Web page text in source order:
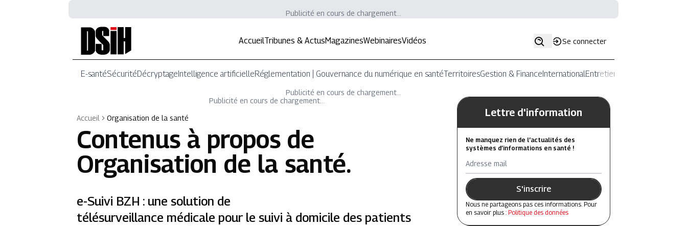
Publicité en cours de chargement...
AccueilTribunes & ActusMagazinesWebinairesVidéos Se connecter
E-santéSécuritéDécryptageIntelligence artificielleRéglementation | Gouvernance du numérique en santéTerritoiresGestion & FinanceInternationalEntretiens
Publicité en cours de chargement...
Publicité en cours de chargement...
Accueil
Organisation de la santé
Contenus à propos de
Organisation de la santé.
e-Suivi BZH : une solution de
télésurveillance médicale pour le suivi à domicile des patients
Lettre d'information
Ne manquez rien de l’actualités des
systèmes d’informations en santé !
Adresse mail
S'inscrire
Nous ne partageons pas ces informations. Pour
en savoir plus : Politique des données